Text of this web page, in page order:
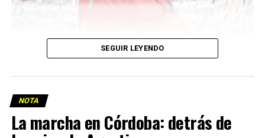
SEGUIR LEYENDO
NOTA
La marcha en Córdoba: detrás de